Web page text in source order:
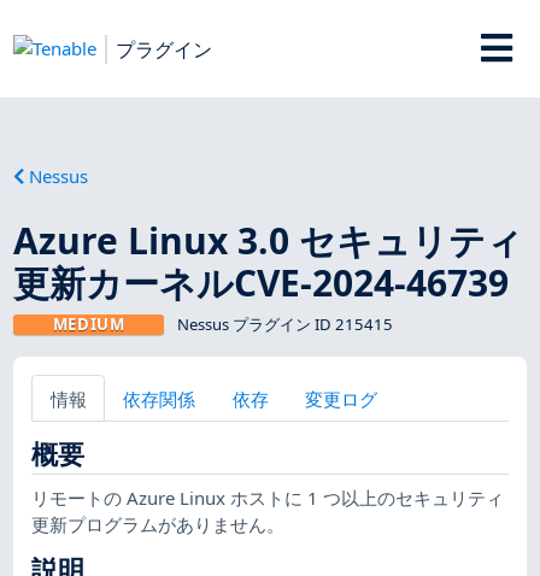
プラグイン
Nessus
Azure Linux 3.0 セキュリティ
更新カーネルCVE-2024-46739
MEDIUM Nessus プラグイン ID 215415
情報 依存関係 依存 変更ログ
概要
リモートの Azure Linux ホストに 1 つ以上のセキュリティ
更新プログラムがありません。